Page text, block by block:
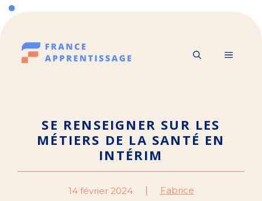
Aller
au
contenu
MENU
SE RENSEIGNER SUR LES
MÉTIERS DE LA SANTÉ EN
INTÉRIM
14 février 2024 Fabrice